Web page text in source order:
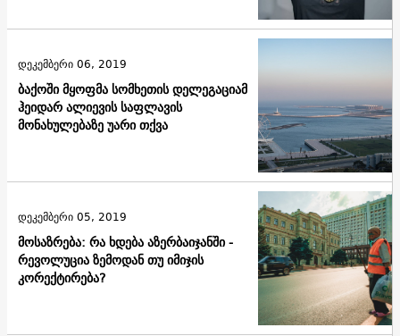
ბაქოში მყოფმა სომხეთის დელეგაციამ
ჰეიდარ ალიევის საფლავის
მონახულებაზე უარი თქვა
დეკემბერი 06, 2019
მოსაზრება: რა ხდება აზერბაიჯანში -
რევოლუცია ზემოდან თუ იმიჯის
კორექტირება?
დეკემბერი 05, 2019